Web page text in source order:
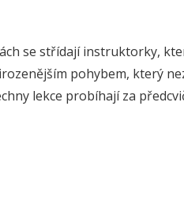
se střídají instruktorky,
pohybem, který
lekce probíhají za